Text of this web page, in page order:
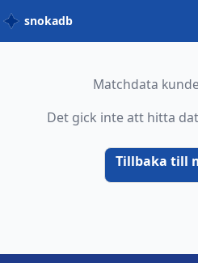
snokadb
Matchdata
Det gick inte att hitta
Tillbaka till